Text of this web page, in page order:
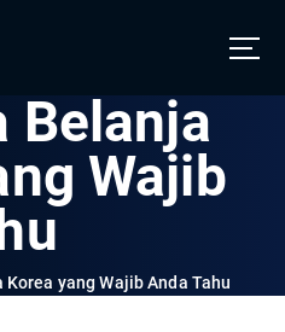
Belanja
Wajib
yang Wajib Anda Tahu